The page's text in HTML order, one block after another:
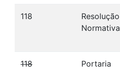
118
Resolução
Normativa
118 Portaria